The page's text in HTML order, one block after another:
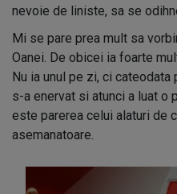
nevoie de liniste, sa se
Mi se pare prea mult sa
Oanei. De obicei ia foarte
Nu ia unul pe zi, ci
s-a enervat si atunci a luat o
este parerea celui alaturi de
asemanatoare.